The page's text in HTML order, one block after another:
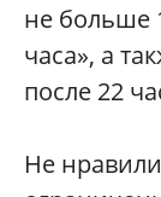
не больше
часа», а
после 22
Не